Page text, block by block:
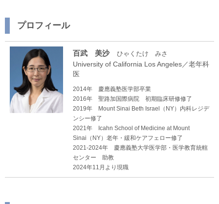
プロフィール
百武 美沙 ひゃくたけ みさ
University of California Los Angeles／老年科
医
2014年 慶應義塾医学部卒業
2016年 聖路加国際病院 初期臨床研修修了
2019年 Mount Sinai Beth Israel（NY）内科レジデ
ンシー修了
2021年 Icahn School of Medicine at Mount
Sinai（NY）老年・緩和ケアフェロー修了
2021-2024年 慶應義塾大学医学部・医学教育統轄
センター 助教
2024年11月より現職